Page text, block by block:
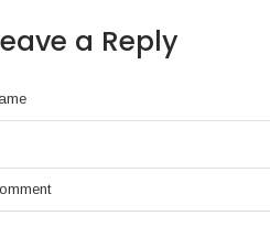
a Reply